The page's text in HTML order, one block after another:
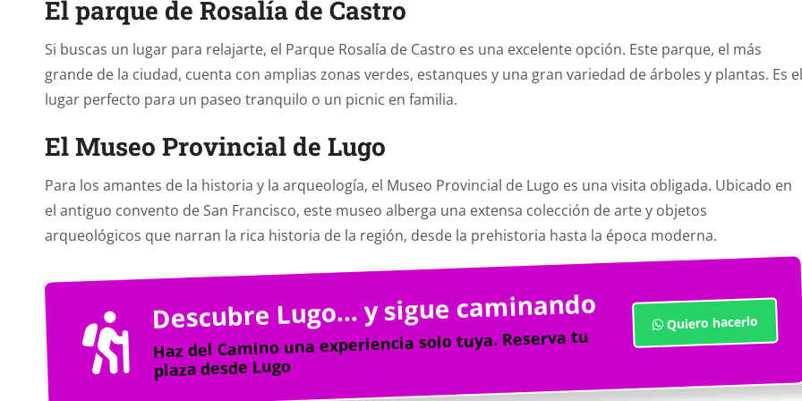
El parque de Rosalía de Castro
Si buscas un lugar para relajarte, el Parque Rosalía de Castro es una excelente opción. Este parque, el más
grande de la ciudad, cuenta con amplias zonas verdes, estanques y una gran variedad de árboles y plantas. Es el
lugar perfecto para un paseo tranquilo o un picnic en familia.
El Museo Provincial de Lugo
Para los amantes de la historia y la arqueología, el Museo Provincial de Lugo es una visita obligada. Ubicado en
el antiguo convento de San Francisco, este museo alberga una extensa colección de arte y objetos
arqueológicos que narran la rica historia de la región, desde la prehistoria hasta la época moderna.
Descubre Lugo… y sigue caminando
Haz del Camino una experiencia solo tuya. Reserva tu
plaza desde Lugo
Quiero hacerlo